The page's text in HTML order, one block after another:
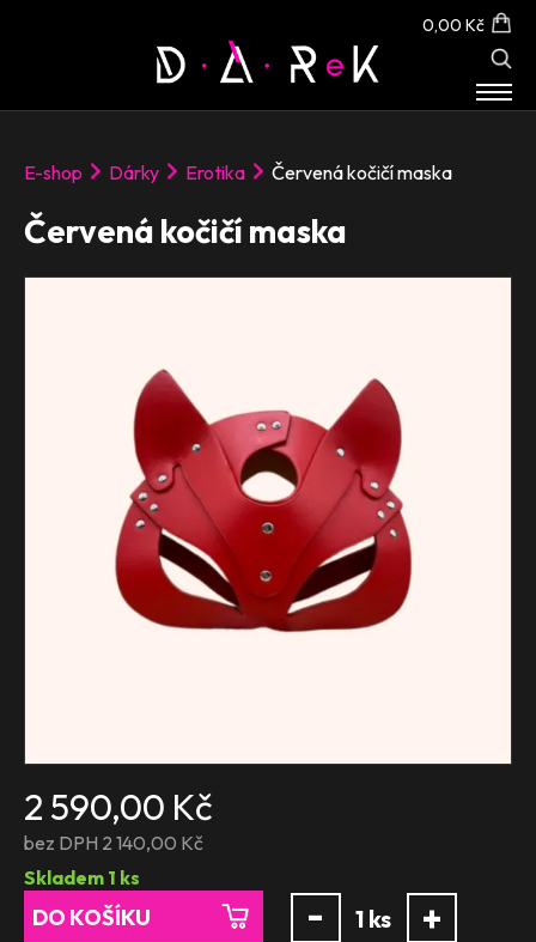
0,00 Kč
E-shop Dárky Erotika Červená kočičí maska
Červená kočičí maska
2 590,00 Kč
bez DPH 2 140,00 Kč
Skladem 1 ks
DO KOŠÍKU - 1 ks +